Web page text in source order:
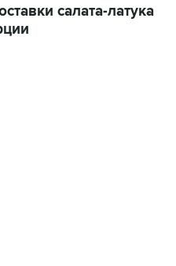
салата-латука